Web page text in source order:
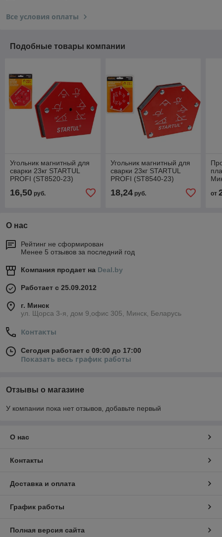
Все условия оплаты
Подобные товары компании
Угольник магнитный для
сварки 23кг STARTUL
PROFI (ST8520-23)
16,50 руб.
Угольник магнитный для
сварки 23кг STARTUL
PROFI (ST8540-23)
18,24руб. от
О нас
Рейтинг не сформирован
Менее 5 отзывов за последний год
Компания продает на Deal.by
Работает с 25.09.2012
г. Минск
ул. Щорса 3-я, дом 9,офис 305, Минск, Беларусь
Контакты
Сегодня работает с 09:00 до 17:00
Показать весь график работы
Отзывы о магазине
У компании пока нет отзывов, добавьте первый
О нас
Контакты
Доставка и оплата
График работы
Полная версия сайта